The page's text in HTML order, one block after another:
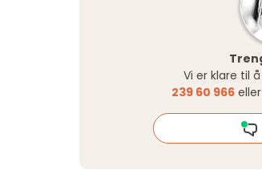
Vi er klare til
239 60 966